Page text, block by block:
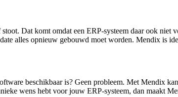
Dat komt omdat een ERP-systeem daar ook
alles opnieuw gebouwd moet worden. Mendix is
beschikbaar is? Geen probleem. Met Mendix
wens hebt voor jouw ERP-systeem, dan maakt